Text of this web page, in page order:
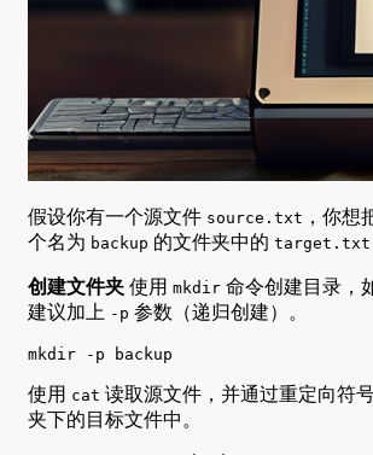
假设你有一个源文件 source.txt ，你想
个名为 backup 的文件夹中的 target.txt
创建文件夹 使用 mkdir 命令创建目录，
建议加上 -p 参数（递归创建）。
mkdir -p backup
使用 cat 读取源文件，并通过重定向符
夹下的目标文件中。